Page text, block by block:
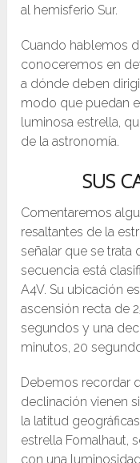
al hemisferio Sur.
Cuando hablemos
conoceremos en
a dónde deben
modo que puedan
luminosa estrella,
de la astronomía.
SUS
Comentaremos
resaltantes de la
señalar que se trata
secuencia está
A4V. Su ubicación
ascensión recta de
segundos y una
minutos, 20
Debemos recordar
declinación vienen
la latitud
estrella Fomalhaut,
con una